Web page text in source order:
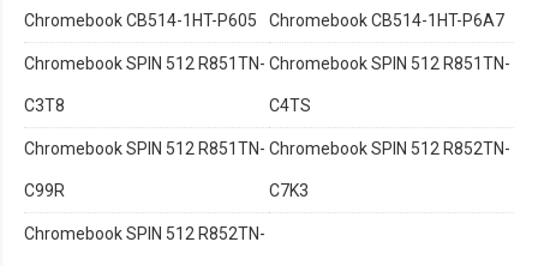
Chromebook CB514-1HT-P605 Chromebook CB514-1HT-P6A7
Chromebook SPIN 512 R851TN-
C3T8
Chromebook SPIN 512 R851TN-
C4TS
Chromebook SPIN 512 R851TN-
C99R
Chromebook SPIN 512 R852TN-
C7K3
Chromebook SPIN 512 R852TN-